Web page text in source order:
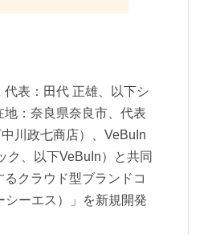
表：田代 正雄、以下シ
：奈良県奈良市、代表
川政七商店）、VeBuIn
ク、以下VeBuIn）と共同
クラウド型ブランドコ
シーエス）」を新規開発